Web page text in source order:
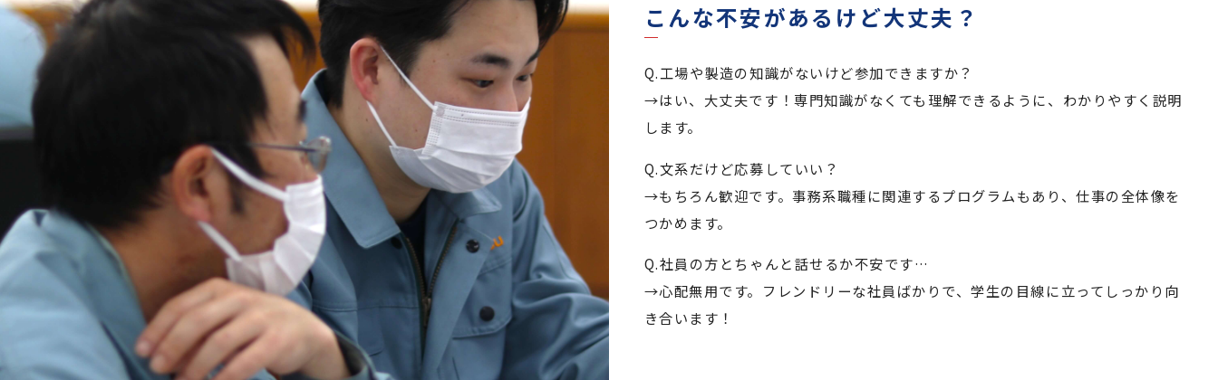
こんな不安があるけど大丈夫？
Q.工場や製造の知識がないけど参加できますか？
→はい、大丈夫です！専門知識がなくても理解できるように、わかりやすく説明
します。
Q.文系だけど応募していい？
→もちろん歓迎です。事務系職種に関連するプログラムもあり、仕事の全体像を
つかめます。
Q.社員の方とちゃんと話せるか不安です…
→心配無用です。フレンドリーな社員ばかりで、学生の目線に立ってしっかり向
き合います！